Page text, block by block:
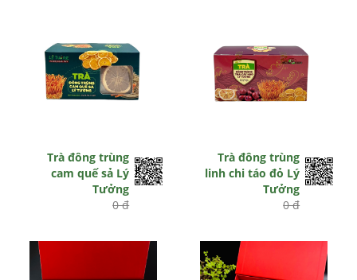
Trà đông trùng
cam quế sả Lý
Tưởng
0 đ
Trà đông trùng
linh chi táo đỏ Lý
Tưởng
0 đ